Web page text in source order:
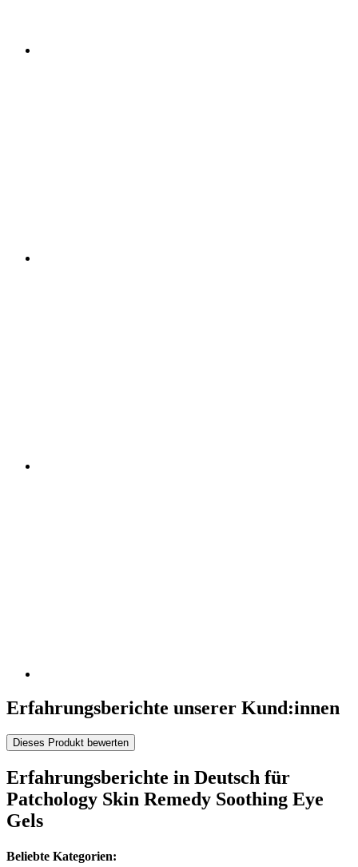
Erfahrungsberichte unserer Kund:innen
Dieses Produkt bewerten
Erfahrungsberichte in Deutsch für
Patchology Skin Remedy Soothing Eye
Gels
Beliebte Kategorien: